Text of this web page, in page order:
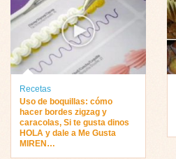
Recetas
Uso de boquillas: cómo
hacer bordes zigzag y
caracolas, Si te gusta dinos
HOLA y dale a Me Gusta
MIREN…